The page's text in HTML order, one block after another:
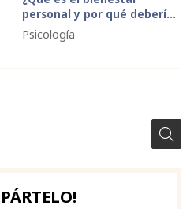
personal y por qué deberías
empezar a trabajarlo ya?
Psicología